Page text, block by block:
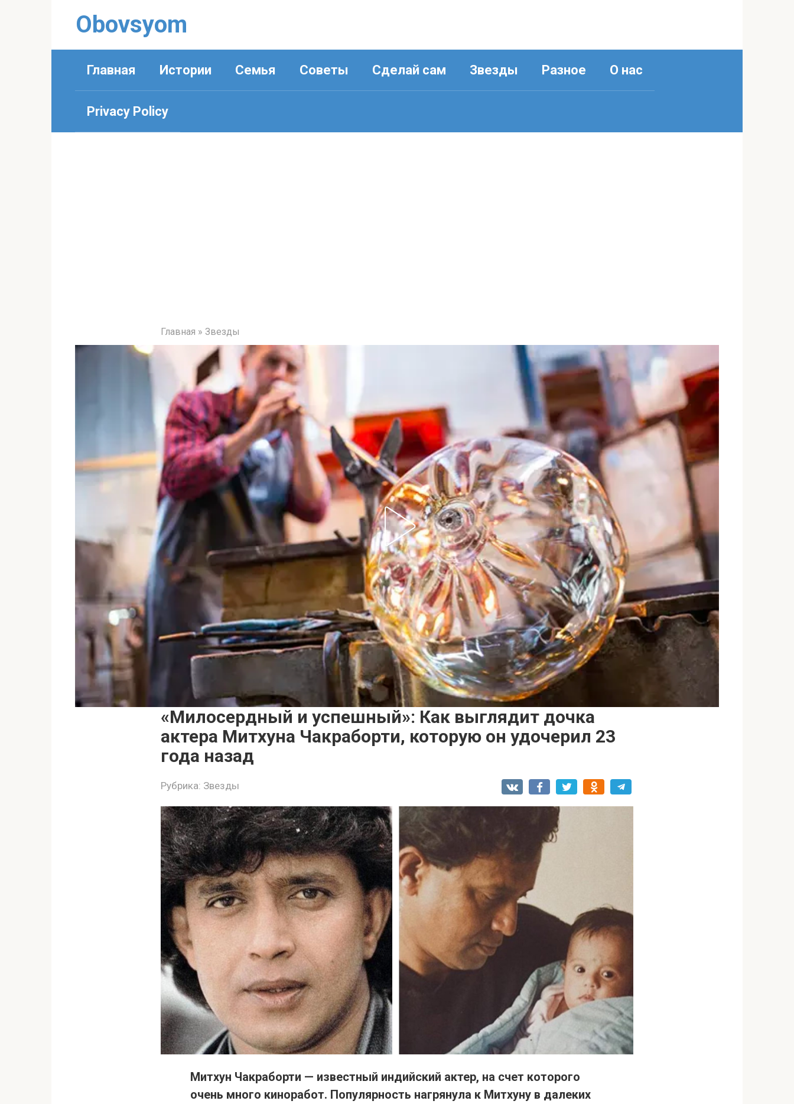
Obovsyom
Главная Истории Семья Советы Сделай сам Звезды Разное О нас
Privacy Policy
Главная » Звезды
«Милосердный и успешный»: Как выглядит дочка
актера Митхуна Чакраборти, которую он удочерил 23
года назад
Рубрика: Звезды
Митхун Чакраборти — известный индийский актер, на счет которого
очень много киноработ. Популярность нагрянула к Митхуну в далеких